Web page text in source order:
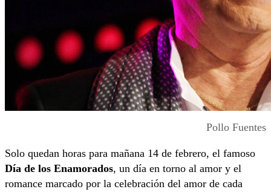
Pollo Fuentes
Solo quedan horas para mañana 14 de febrero, el famoso
Día de los Enamorados, un día en torno al amor y el
romance marcado por la celebración del amor de cada